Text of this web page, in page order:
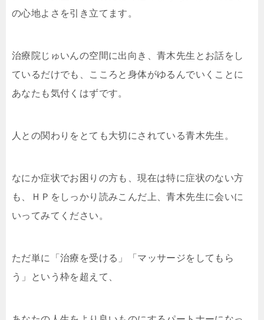
の心地よさを引き立てます。
治療院じゅいんの空間に出向き、青木先生とお話をし
ているだけでも、こころと身体がゆるんでいくことに
あなたも気付くはずです。
人との関わりをとても大切にされている青木先生。
なにか症状でお困りの方も、現在は特に症状のない方
も、ＨＰをしっかり読みこんだ上、青木先生に会いに
いってみてください。
ただ単に「治療を受ける」「マッサージをしてもら
う」という枠を超えて、